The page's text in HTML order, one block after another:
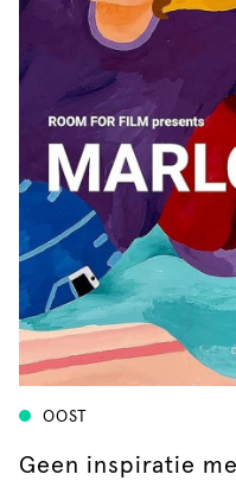
OOST
Geen inspiratie